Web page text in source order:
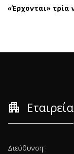
«Έρχονται»
apartment Εταιρεία
Διεύθυνση: